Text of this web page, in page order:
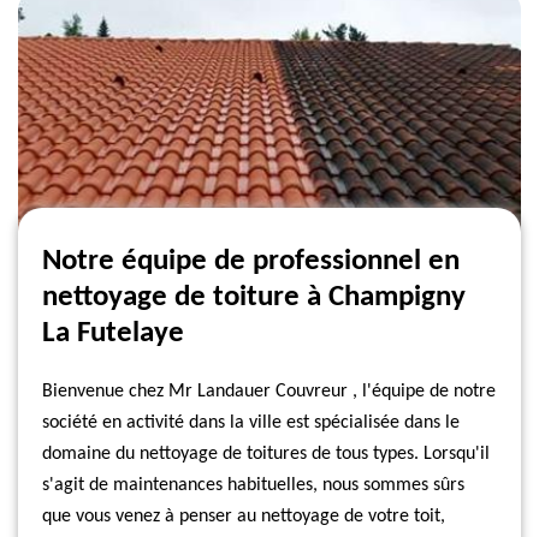
Notre équipe de professionnel en
nettoyage de toiture à Champigny
La Futelaye
Bienvenue chez Mr Landauer Couvreur , l'équipe de notre
société en activité dans la ville est spécialisée dans le
domaine du nettoyage de toitures de tous types. Lorsqu'il
s'agit de maintenances habituelles, nous sommes sûrs
que vous venez à penser au nettoyage de votre toit,